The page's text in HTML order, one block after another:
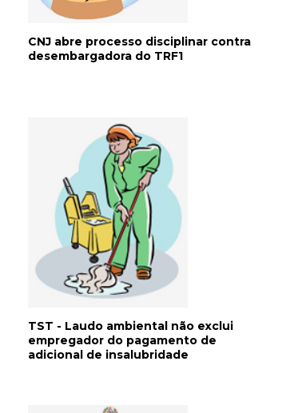
CNJ abre processo disciplinar contra
desembargadora do TRF1
TST - Laudo ambiental não exclui
empregador do pagamento de
adicional de insalubridade